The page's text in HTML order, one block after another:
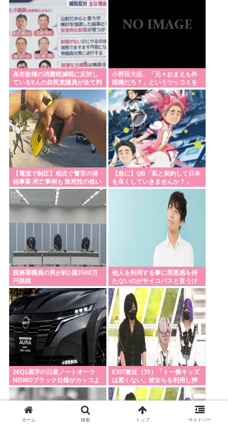
高市政権の消費税減税に反対し
ている9人の自民党議員が全て判
明www
小野田大臣、「元々おまえも外
国籍だろ？」というツッコミを
恐れ、海外メディアを全員出禁
に
【電流で制圧】相次ぐ警官の発
砲事案 死亡事例も 致死性の低い
テーザー銃導入指摘
【急に】QB「私と契約して日本
を良くしていきませんか？」
【安倍が来たので】
税務署職員の男が約1億3500万
円脱税
他人を利用する事に罪悪感を持
たないのがサイコパスと言うけ
れど、会社経営者ってそんなも
んだろ？
26Q1黒字の日産ノートオーラ
NISMOブラック仕様がカッコよ
くてなんか悔しい
EXIT兼近（35）「トー横キッズ
は悪くない。彼女らを利用し搾
取しようとする悪い大人たちが
問題」
ホーム 検索 トップ サイドバー